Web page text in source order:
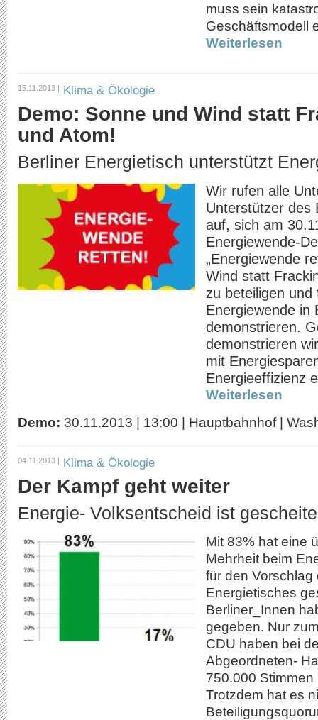
muss sein
Geschäftsmodell
Weiterlesen
15.11.2013 | Klima & Ökologie
Demo: Sonne und Wind statt
und Atom!
Berliner Energietisch unterstützt
Wir rufen alle
Unterstützer des
auf, sich am
Energiewende-
„Energiewende
Wind statt
zu beteiligen und
Energiewende in
demonstrieren.
demonstrieren
mit
Energieeffizienz
Weiterlesen
Demo: 30.11.2013 | 13:00 | Hauptbahnhof |
04.11.2013 | Klima & Ökologie
Der Kampf geht weiter
Energie- Volksentscheid ist
Mit 83% hat eine
Mehrheit beim
für den Vorschlag
Energietisches
Berliner_Innen
gegeben. Nur
CDU haben bei
Abgeordneten-
750.000
Trotzdem hat es